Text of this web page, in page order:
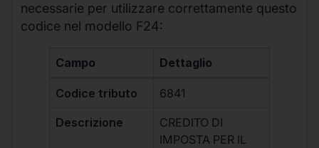
necessarie per utilizzare correttamente questo
codice nel modello F24:
Campo Dettaglio
Codice tributo 6841
Descrizione
CREDITO DI
IMPOSTA PER IL